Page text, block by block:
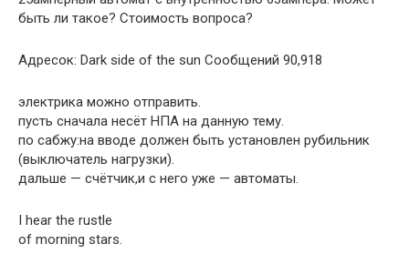
быть ли такое? Стоимость вопроса?
Адресок: Dark side of the sun Сообщений 90,918
электрика можно отправить.
пусть сначала несёт НПА на данную тему.
по сабжу:на вводе должен быть установлен рубильник
(выключатель нагрузки).
дальше — счётчик,и с него уже — автоматы.
I hear the rustle
of morning stars.